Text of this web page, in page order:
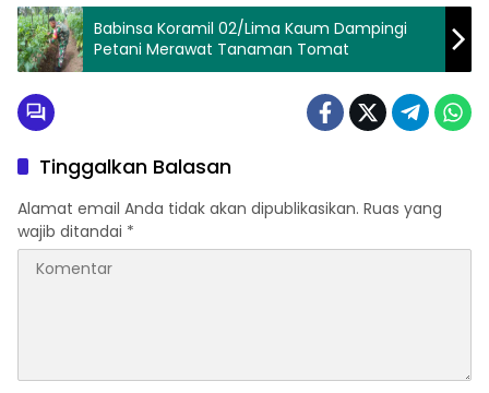
Babinsa Koramil 02/Lima Kaum Dampingi
Petani Merawat Tanaman Tomat
Tinggalkan Balasan
Alamat email Anda tidak akan dipublikasikan. Ruas yang
wajib ditandai *